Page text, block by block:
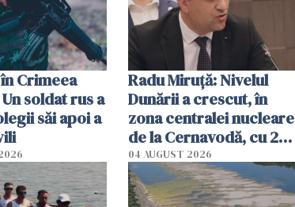
Crimeea
soldat rus a
săi apoi a
Radu Miruţă: Nivelul
Dunării a crescut, în
zona centralei nucleare
de la Cernavodă, cu 2
cm faţă de ziua trecută
04 AUGUST 2026